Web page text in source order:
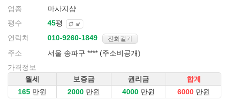
업종
마사지샵
평수
평 ㎡
연락처 전화걸기
주소
서울 송파구 **** (주소비공개)
가격정보
월세
보증금 권리금
합계
만원
만원 만원 만원